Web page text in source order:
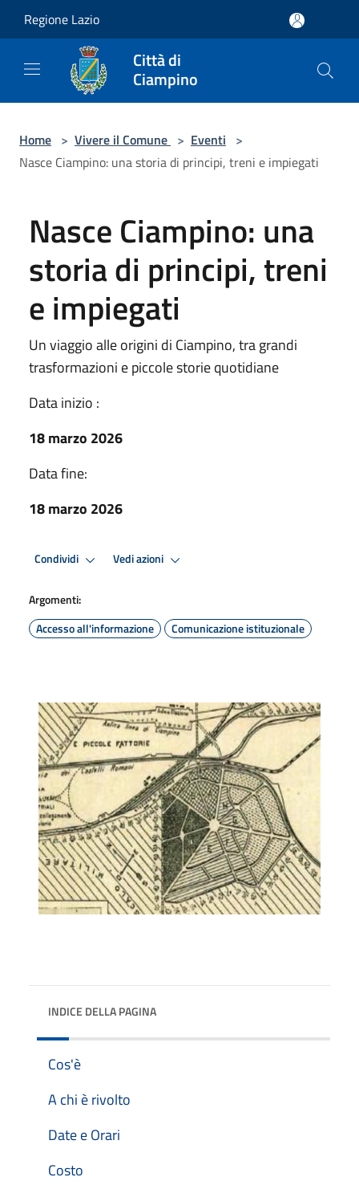
Regione Lazio
Città di
Ciampino
Home > Vivere il Comune > Eventi >
Nasce Ciampino: una storia di principi, treni e impiegati
Nasce Ciampino: una
storia di principi, treni
e impiegati
Un viaggio alle origini di Ciampino, tra grandi
trasformazioni e piccole storie quotidiane
Data inizio :
18 marzo 2026
Data fine:
18 marzo 2026
Condividi Vedi azioni
Argomenti:
Accesso all'informazione
Comunicazione istituzionale
INDICE DELLA PAGINA
Cos'è
A chi è rivolto
Date e Orari
Costo